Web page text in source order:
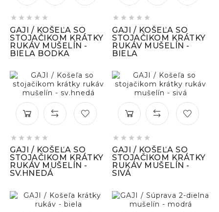
    
GAJI / KOŠEĽA SO
STOJAČIKOM KRÁTKY
RUKÁV MUŠELÍN -
BIELA BODKA
    
GAJI / KOŠEĽA SO
STOJAČIKOM KRÁTKY
RUKÁV MUŠELÍN -
BIELA
    
GAJI / KOŠEĽA SO
STOJAČIKOM KRÁTKY
RUKÁV MUŠELÍN -
SV.HNEDÁ
    
GAJI / KOŠEĽA SO
STOJAČIKOM KRÁTKY
RUKÁV MUŠELÍN -
SIVÁ